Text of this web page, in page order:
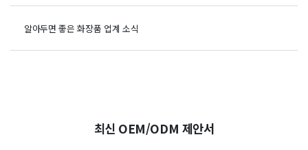
알아두면 좋은 화장품 업계 소식
최신 OEM/ODM 제안서